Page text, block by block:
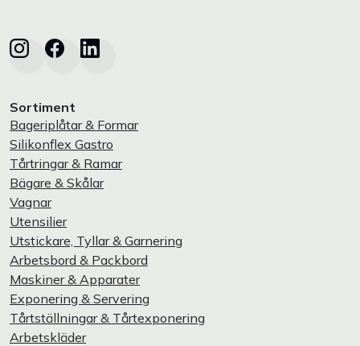
Sortiment
Bageriplåtar & Formar
Silikonflex Gastro
Tårtringar & Ramar
Bägare & Skålar
Vagnar
Utensilier
Utstickare, Tyllar & Garnering
Arbetsbord & Packbord
Maskiner & Apparater
Exponering & Servering
Tårtställningar & Tårtexponering
Arbetskläder